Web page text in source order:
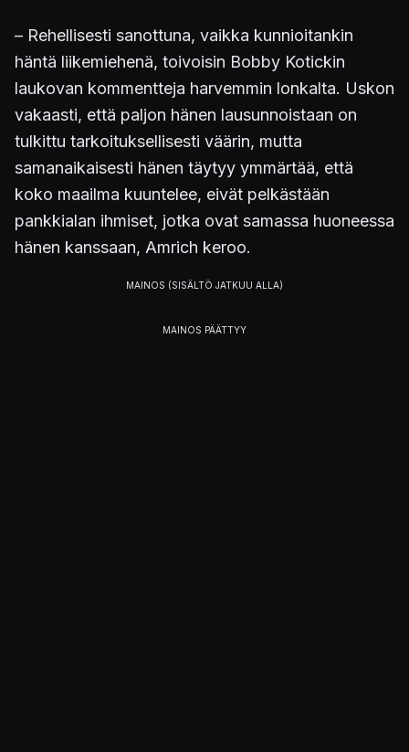
– Rehellisesti sanottuna, vaikka kunnioitankin
häntä liikemiehenä, toivoisin Bobby Kotickin
laukovan kommentteja harvemmin lonkalta. Uskon
vakaasti, että paljon hänen lausunnoistaan on
tulkittu tarkoituksellisesti väärin, mutta
samanaikaisesti hänen täytyy ymmärtää, että
koko maailma kuuntelee, eivät pelkästään
pankkialan ihmiset, jotka ovat samassa huoneessa
hänen kanssaan, Amrich keroo.